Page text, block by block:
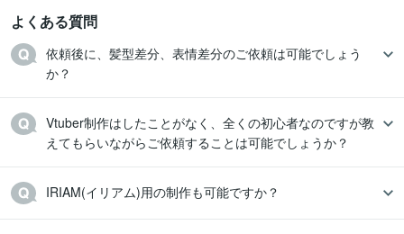
よくある質問
依頼後に、髪型差分、表情差分のご依頼は可能でしょう
か？
Vtuber制作はしたことがなく、全くの初心者なのですが教
えてもらいながらご依頼することは可能でしょうか？
IRIAM(イリアム)用の制作も可能ですか？